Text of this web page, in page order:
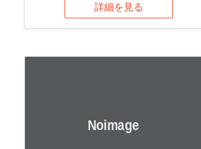
詳細を見る